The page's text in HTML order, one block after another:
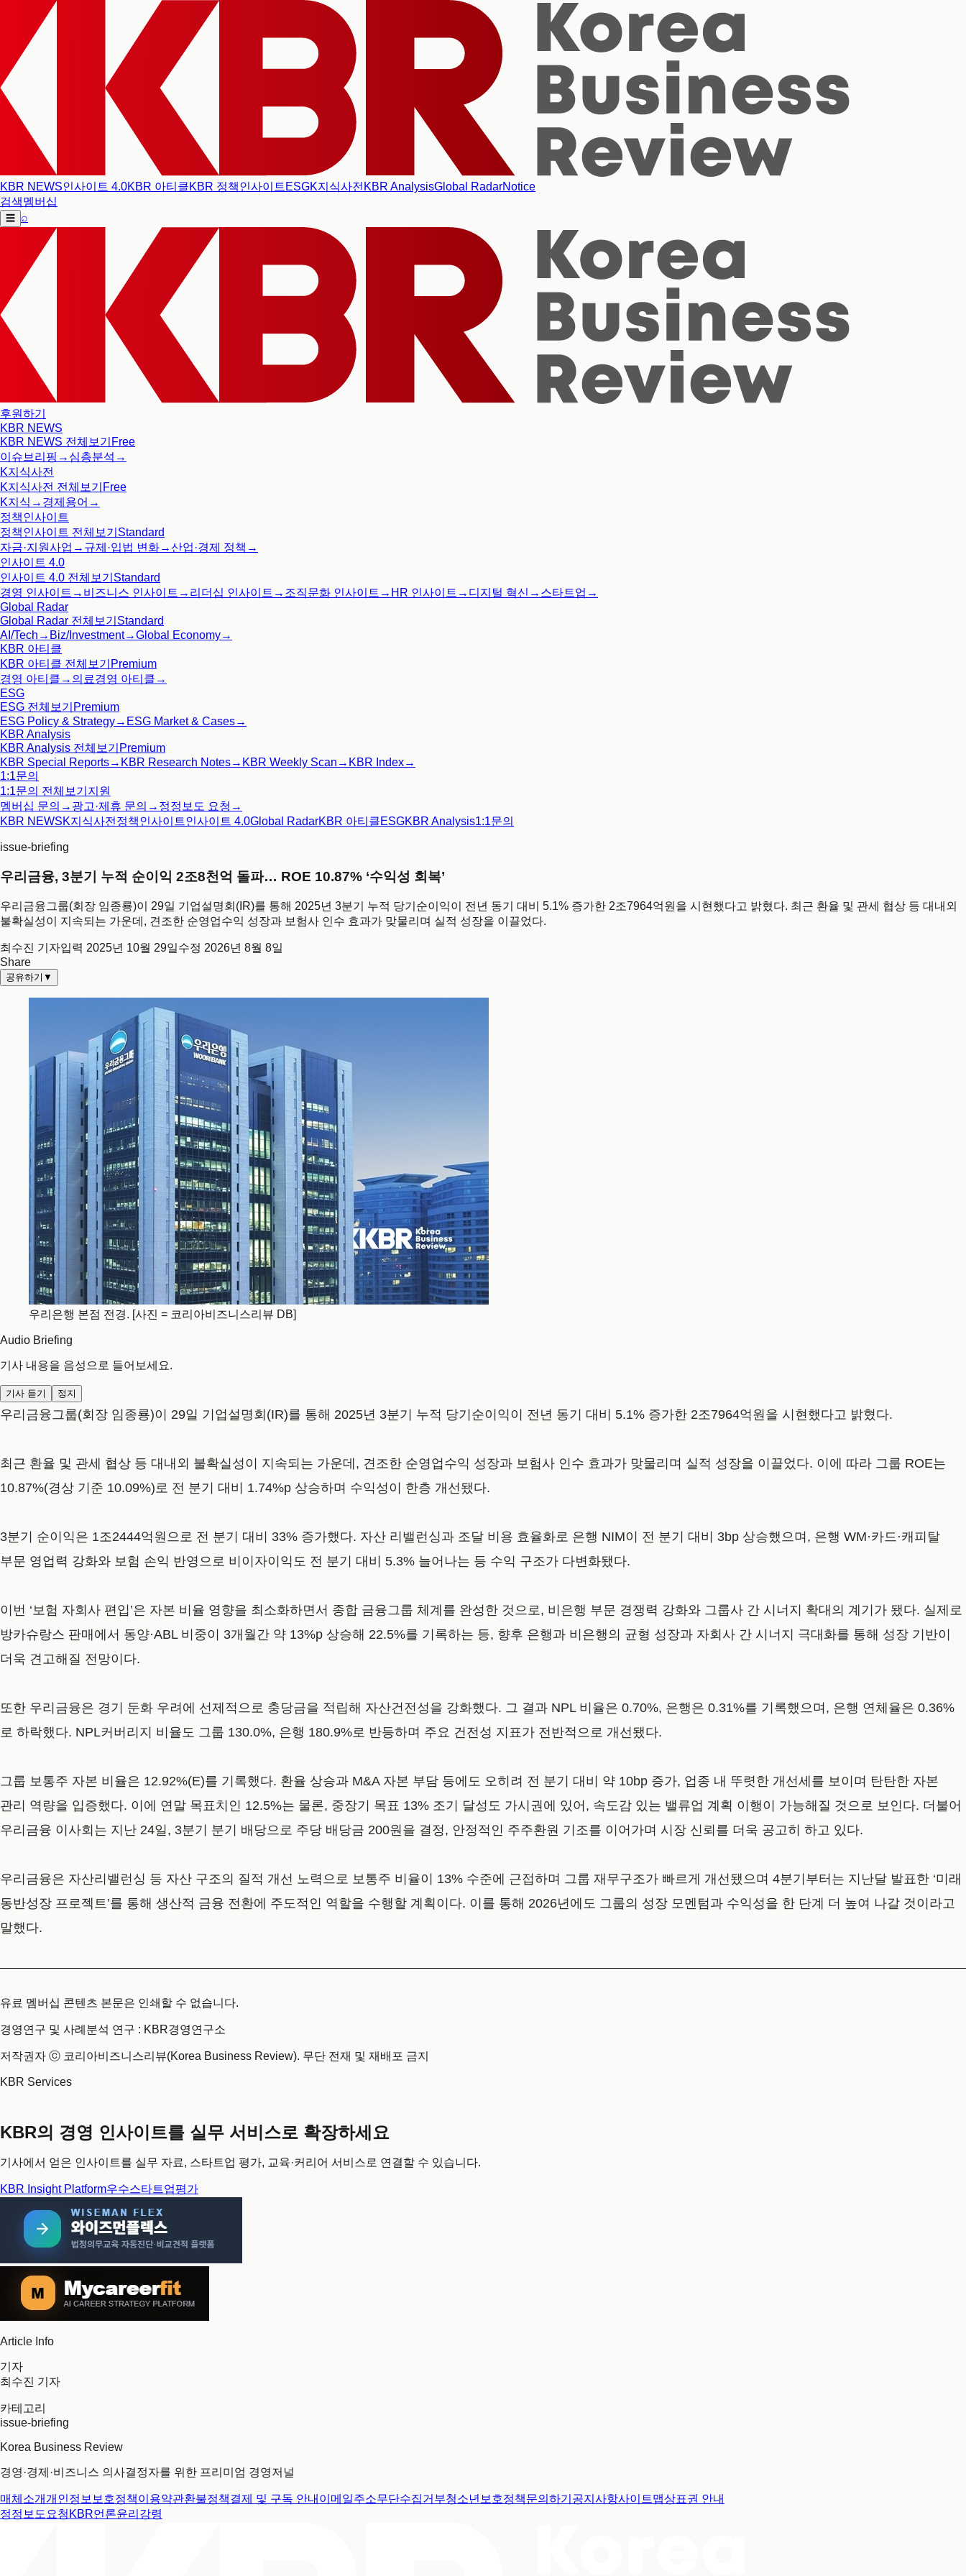
KBR NEWS인사이트 4.0KBR 아티클KBR 정책인사이트 ESGK지식사전 KBR AnalysisGlobal RadarNotice
검색멤버십
☰ ⌕
후원하기
KBR NEWS
KBR NEWS 전체보기 Free
이슈브리핑 → 심층분석 →
K지식사전
K지식사전 전체보기 Free
K지식 → 경제용어 →
정책인사이트
정책인사이트 전체보기 Standard
자금·지원사업 → 규제·입법 변화→산업·경제 정책 →
인사이트 4.0
인사이트 4.0 전체보기 Standard
경영 인사이트 → 비즈니스 인사이트 → 리더십 인사이트 → 조직문화 인사이트 → HR 인사이트 → 디지털 혁신 → 스타트업 →
Global Radar
Global Radar 전체보기 Standard
AI/Tech → Biz/Investment→Global Economy→
KBR 아티클
KBR 아티클 전체보기 Premium
경영 아티클 → 의료경영 아티클 →
ESG
ESG 전체보기 Premium
ESG Policy & Strategy→ ESG Market & Cases→
KBR Analysis
KBR Analysis 전체보기 Premium
KBR Special Reports→ KBR Research Notes→ KBR Weekly Scan → KBR Index→
1:1문의
1:1문의 전체보기 지원
멤버십 문의 → 광고·제휴 문의 → 정정보도 요청 →
KBR NEWSK지식사전 정책인사이트인사이트 4.0Global RadarKBR 아티클ESGKBR Analysis1:1문의
issue-briefing
우리금융, 3분기 누적 순이익 2조8천억 돌파… ROE 10.87% ‘수익성 회복’
우리금융그룹(회장 임종룡)이 29일 기업설명회(IR)를 통해 2025년 3분기 누적 당기순이익이 전년 동기 대비 5.1% 증가한 2조7964억원을 시현했다고 밝혔다. 최근 환율 및 관세 협상 등 대내외
불확실성이 지속되는 가운데, 견조한 순영업수익 성장과 보험사 인수 효과가 맞물리며 실적 성장을 이끌었다.
최수진 기자입력 2025년 10월 29일수정 2026년 8월 8일
Share
공유하기 ▼
우리은행 본점 전경. [사진 = 코리아비즈니스리뷰 DB]
Audio Briefing
기사 내용을 음성으로 들어보세요.
기사 듣기 정지
우리금융그룹(회장 임종룡)이 29일 기업설명회(IR)를 통해 2025년 3분기 누적 당기순이익이 전년 동기 대비 5.1% 증가한 2조7964억원을 시현했다고 밝혔다.
최근 환율 및 관세 협상 등 대내외 불확실성이 지속되는 가운데, 견조한 순영업수익 성장과 보험사 인수 효과가 맞물리며 실적 성장을 이끌었다. 이에 따라 그룹 ROE는
10.87%(경상 기준 10.09%)로 전 분기 대비 1.74%p 상승하며 수익성이 한층 개선됐다.
3분기 순이익은 1조2444억원으로 전 분기 대비 33% 증가했다. 자산 리밸런싱과 조달 비용 효율화로 은행 NIM이 전 분기 대비 3bp 상승했으며, 은행 WM·카드·캐피탈
부문 영업력 강화와 보험 손익 반영으로 비이자이익도 전 분기 대비 5.3% 늘어나는 등 수익 구조가 다변화됐다.
이번 ‘보험 자회사 편입’은 자본 비율 영향을 최소화하면서 종합 금융그룹 체계를 완성한 것으로, 비은행 부문 경쟁력 강화와 그룹사 간 시너지 확대의 계기가 됐다. 실제로
방카슈랑스 판매에서 동양·ABL 비중이 3개월간 약 13%p 상승해 22.5%를 기록하는 등, 향후 은행과 비은행의 균형 성장과 자회사 간 시너지 극대화를 통해 성장 기반이
더욱 견고해질 전망이다.
또한 우리금융은 경기 둔화 우려에 선제적으로 충당금을 적립해 자산건전성을 강화했다. 그 결과 NPL 비율은 0.70%, 은행은 0.31%를 기록했으며, 은행 연체율은 0.36%
로 하락했다. NPL커버리지 비율도 그룹 130.0%, 은행 180.9%로 반등하며 주요 건전성 지표가 전반적으로 개선됐다.
그룹 보통주 자본 비율은 12.92%(E)를 기록했다. 환율 상승과 M&A 자본 부담 등에도 오히려 전 분기 대비 약 10bp 증가, 업종 내 뚜렷한 개선세를 보이며 탄탄한 자본
관리 역량을 입증했다. 이에 연말 목표치인 12.5%는 물론, 중장기 목표 13% 조기 달성도 가시권에 있어, 속도감 있는 밸류업 계획 이행이 가능해질 것으로 보인다. 더불어
우리금융 이사회는 지난 24일, 3분기 분기 배당으로 주당 배당금 200원을 결정, 안정적인 주주환원 기조를 이어가며 시장 신뢰를 더욱 공고히 하고 있다.
우리금융은 자산리밸런싱 등 자산 구조의 질적 개선 노력으로 보통주 비율이 13% 수준에 근접하며 그룹 재무구조가 빠르게 개선됐으며 4분기부터는 지난달 발표한 ‘미래
동반성장 프로젝트’를 통해 생산적 금융 전환에 주도적인 역할을 수행할 계획이다. 이를 통해 2026년에도 그룹의 성장 모멘텀과 수익성을 한 단계 더 높여 나갈 것이라고
말했다.
유료 멤버십 콘텐츠 본문은 인쇄할 수 없습니다.
경영연구 및 사례분석 연구 : KBR경영연구소
저작권자 ⓒ 코리아비즈니스리뷰(Korea Business Review). 무단 전재 및 재배포 금지
KBR Services
KBR의 경영 인사이트를 실무 서비스로 확장하세요
기사에서 얻은 인사이트를 실무 자료, 스타트업 평가, 교육·커리어 서비스로 연결할 수 있습니다.
KBR Insight Platform우수스타트업평가
Article Info
기자
최수진 기자
카테고리
issue-briefing
Korea Business Review
경영·경제·비즈니스 의사결정자를 위한 프리미엄 경영저널
매체소개개인정보보호정책이용약관환불정책결제 및 구독 안내 이메일주소무단수집거부청소년보호정책문의하기 공지사항사이트맵상표권 안내
정정보도요청 KBR언론윤리강령